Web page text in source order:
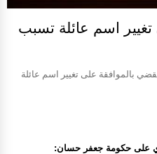
اسم عائلة تسبب
بالموافقة على تغيير اسم عائلة
على حكومة جعفر حسان: